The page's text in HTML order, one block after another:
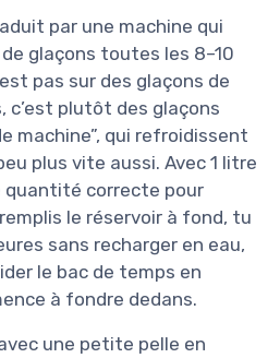
par une machine qui
glaçons toutes les 8–10
pas sur des glaçons de
c’est plutôt des glaçons
machine”, qui refroidissent
plus vite aussi. Avec 1 litre
quantité correcte pour
le réservoir à fond, tu
sans recharger en eau,
le bac de temps en
à fondre dedans.
une petite pelle en